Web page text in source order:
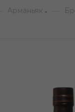
Арманьяк